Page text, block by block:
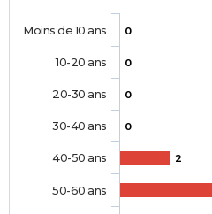
0
0
0
0
2
Moins de 10 ans
10-20 ans
20-30 ans
30-40 ans
40-50 ans
50-60 ans